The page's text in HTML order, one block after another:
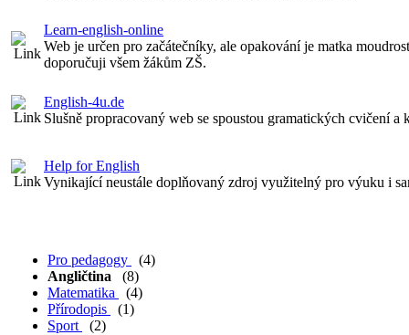
Learn-english-online
Web je určen pro začátečníky, ale opakování je matka
doporučuji všem žákům ZŠ.
English-4u.de
Slušně propracovaný web se spoustou gramatických cvičení a
Help for English
Vynikající neustále doplňovaný zdroj využitelný pro výuku i
Pro pedagogy
(4)
Angličtina
(8)
Matematika
(4)
Přírodopis
(1)
Sport
(2)